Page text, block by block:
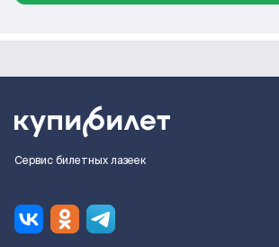
Сервис билетных лазеек